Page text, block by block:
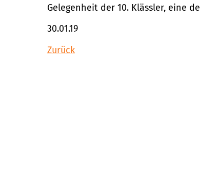
Gelegenheit der 10. Klässler, eine
30.01.19
Zurück